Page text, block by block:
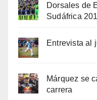
Dorsales de
Sudáfrica
Entrevista al
Márquez se
carrera